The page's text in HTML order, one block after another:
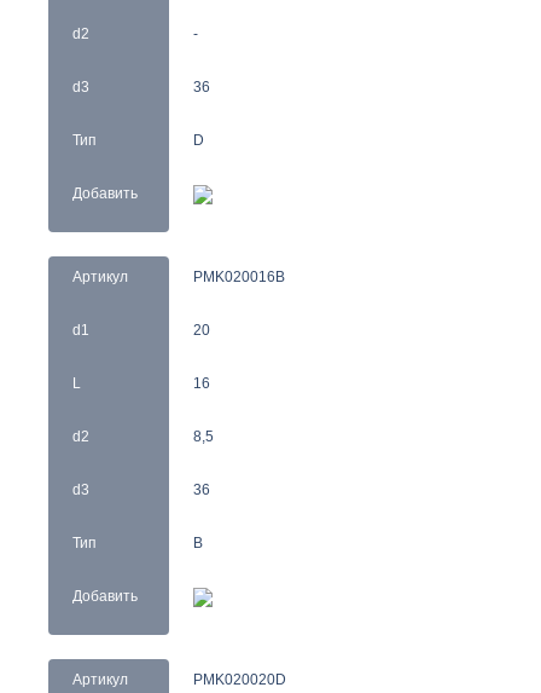
d2
d3
Тип
Добавить
-
36
D
Артикул
d1
L
d2
d3
Тип
Добавить
PMK020016B
20
16
8,5
36
B
Артикул PMK020020D